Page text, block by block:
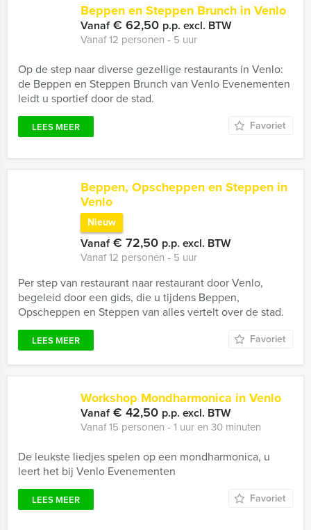
Beppen en Steppen Brunch in Venlo
Vanaf€ 62,50 p.p. excl. BTW
Vanaf 12 personen ‐ 5 uur
Op de step naar diverse gezellige restaurants in Venlo:
de Beppen en Steppen Brunch van Venlo Evenementen
leidt u sportief door de stad.
LEES MEER Favoriet
Beppen, Opscheppen en Steppen in
Venlo
Nieuw
Vanaf€ 72,50 p.p. excl. BTW
Vanaf 12 personen ‐ 5 uur
Per step van restaurant naar restaurant door Venlo,
begeleid door een gids, die u tijdens Beppen,
Opscheppen en Steppen van alles vertelt over de stad.
LEES MEER Favoriet
Workshop Mondharmonica in Venlo
Vanaf€ 42,50 p.p. excl. BTW
Vanaf 15 personen ‐ 1 uur en 30 minuten
De leukste liedjes spelen op een mondharmonica, u
leert het bij Venlo Evenementen
LEES MEER Favoriet